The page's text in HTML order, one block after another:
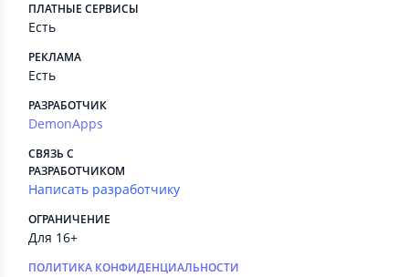
ПЛАТНЫЕ СЕРВИСЫ
Есть
РЕКЛАМА
Есть
РАЗРАБОТЧИК
DemonApps
СВЯЗЬ С
РАЗРАБОТЧИКОМ
Написать разработчику
ОГРАНИЧЕНИЕ
Для 16+
ПОЛИТИКА КОНФИДЕНЦИАЛЬНОСТИ